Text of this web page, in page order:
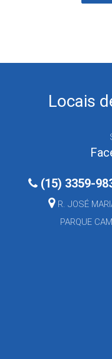
Locais
(15) 3359-
R. JOSÉ
PARQUE